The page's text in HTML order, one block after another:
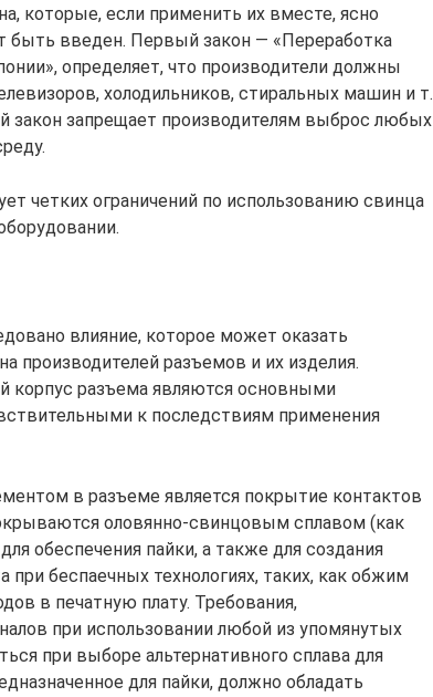
которые, если применить их вместе, ясно
быть введен. Первый закон — «Переработка
определяет, что производители должны
холодильников, стиральных машин и т.
закон запрещает производителям выброс любых
четких ограничений по использованию свинца
влияние, которое может оказать
производителей разъемов и их изделия.
корпус разъема являются основными
к последствиям применения
в разъеме является покрытие контактов
оловянно-свинцовым сплавом (как
обеспечения пайки, а также для создания
при беспаечных технологиях, таких, как обжим
в печатную плату. Требования,
при использовании любой из упомянутых
при выборе альтернативного сплава для
для пайки, должно обладать